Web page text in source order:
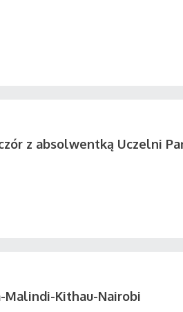
z absolwentką Uczelni
Malindi-Kithau-Nairobi